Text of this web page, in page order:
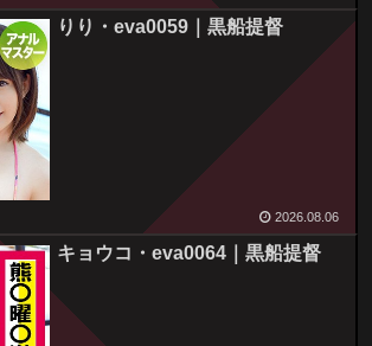
りり・eva0059｜黒船提督
2026.08.06
キョウコ・eva0064｜黒船提督